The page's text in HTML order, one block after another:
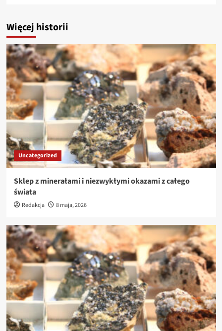
Więcej historii
Uncategorized
Sklep z minerałami i niezwykłymi okazami z całego
świata
Redakcja 8 maja, 2026